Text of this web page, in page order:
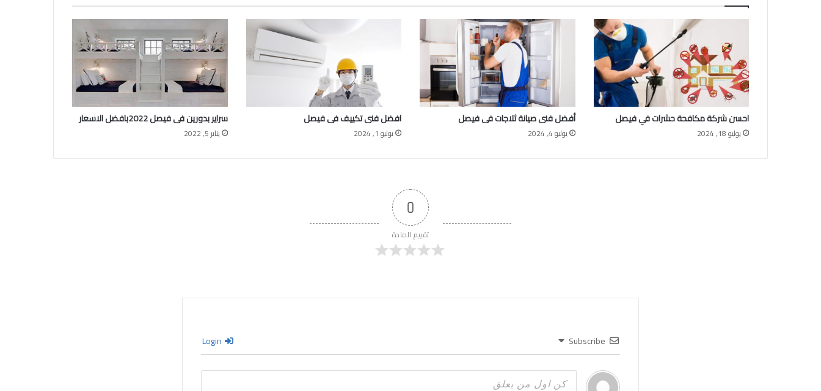
احسن شركة مكافحة حشرات في فيصل
يوليو 18, 2024
أفضل فنى صيانة ثلاجات فى فيصل
يوليو 4, 2024
افضل فنى تكييف فى فيصل
يوليو 1, 2024
سراير بدورين فى فيصل 2022بافضل الاسعار
يناير 5, 2022
0
تقييم المادة
Subscribe